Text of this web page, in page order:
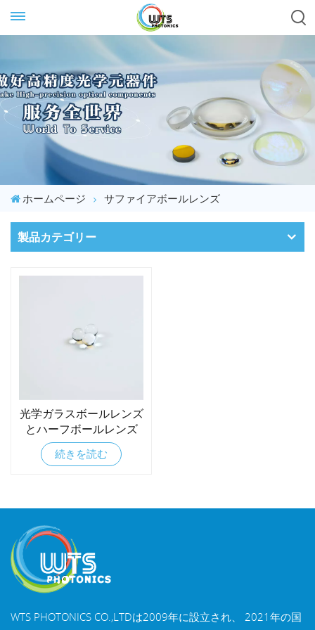
ホームページ サファイアボールレンズ
製品カテゴリー
光学ガラスボールレンズ
とハーフボールレンズ
続きを読む
WTS PHOTONICS CO.,LTDは2009年に設立され、 2021年の国